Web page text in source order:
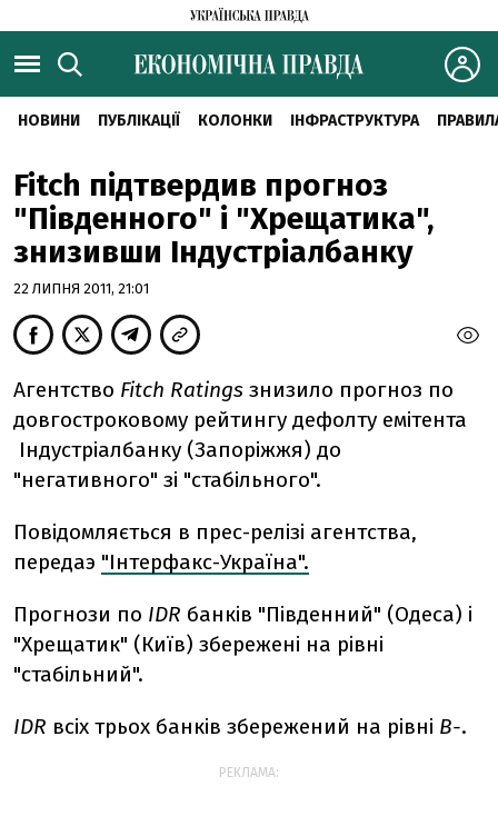
НОВИНИ ПУБЛІКАЦІЇ КОЛОНКИ ІНФРАСТРУКТУРА
Fitch підтвердив прогноз
"Південного" і "Хрещатика",
знизивши Індустріалбанку
22 ЛИПНЯ 2011, 21:01
Агентство Fitch Ratings знизило прогноз по
довгостроковому рейтингу дефолту емітента
Індустріалбанку (Запоріжжя) до
"негативного" зі "стабільного".
Повідомляється в прес-релізі агентства,
передаэ "Інтерфакс-Україна".
Прогнози по IDR банків "Південний" (Одеса) і
"Хрещатик" (Київ) збережені на рівні
"стабільний".
IDR всіх трьох банків збережений на рівні В-.
РЕКЛАМА: